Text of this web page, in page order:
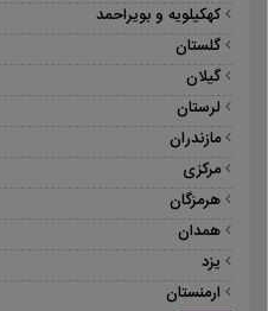
کهکیلویه و بویراحمد
گلستان
گیلان
لرستان
مازندران
مرکزی
هرمزگان
همدان
یزد
ارمنستان